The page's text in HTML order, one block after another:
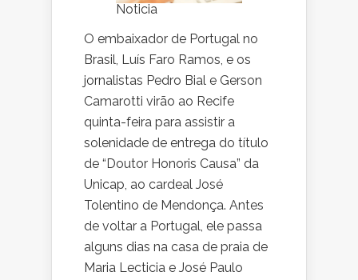
Noticia
O embaixador de Portugal no
Brasil, Luís Faro Ramos, e os
jornalistas Pedro Bial e Gerson
Camarotti virão ao Recife
quinta-feira para assistir a
solenidade de entrega do título
de “Doutor Honoris Causa” da
Unicap, ao cardeal José
Tolentino de Mendonça. Antes
de voltar a Portugal, ele passa
alguns dias na casa de praia de
Maria Lecticia e José Paulo